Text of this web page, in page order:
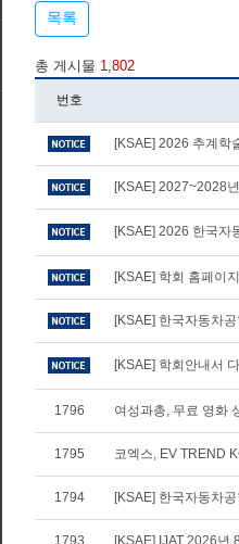
목록
총 게시물 1,802
번호
[KSAE] 2026 추계학
[KSAE] 2027~2028
[KSAE] 2026 한국자
[KSAE] 학회 홈페이
[KSAE] 한국자동차
[KSAE] 학회안내서
1796 여성과총, 무료 영화
1795 코엑스, EV TREND
1794 [KSAE] 한국자동차
1793 [KSAE] IJAT 2026년